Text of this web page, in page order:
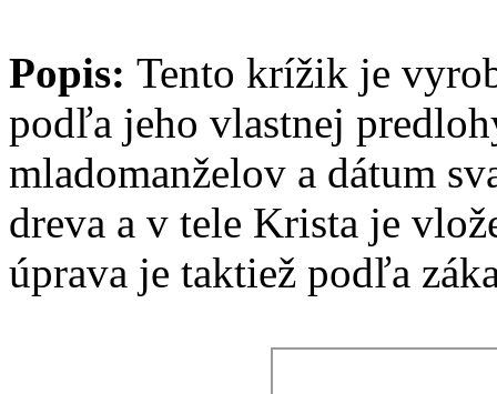
Popis: Tento krížik je
podľa jeho vlastnej
mladomanželov a dátum
dreva a v tele Krista je
úprava je taktiež podľa